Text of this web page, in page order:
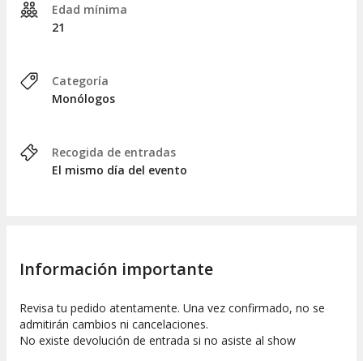
Edad mínima
21
Categoría
Monólogos
Recogida de entradas
El mismo día del evento
Información importante
Revisa tu pedido atentamente. Una vez confirmado, no se
admitirán cambios ni cancelaciones.
No existe devolución de entrada si no asiste al show